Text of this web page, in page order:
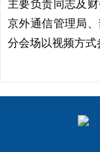
主要负责同志及
京外通信管理局
分会场以视频方式